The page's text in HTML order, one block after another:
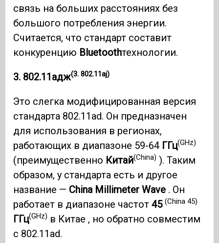
связь на больших расстояниях без
большого потребления энергии.
Считается, что стандарт составит
конкуренцию Bluetoothтехнологии.
3. 802.11адж(3. 802.11aj)
Это слегка модифицированная версия
стандарта 802.11ad. Он предназначен
для использования в регионах,
работающих в диапазоне 59-64 ГГц(GHz)
(преимущественно Китай(China) ). Таким
образом, у стандарта есть и другое
название — China Millimeter Wave . Он
работает в диапазоне частот45(China 45)
ГГц(GHz) в Китае , но обратно совместим
с 802.11ad.